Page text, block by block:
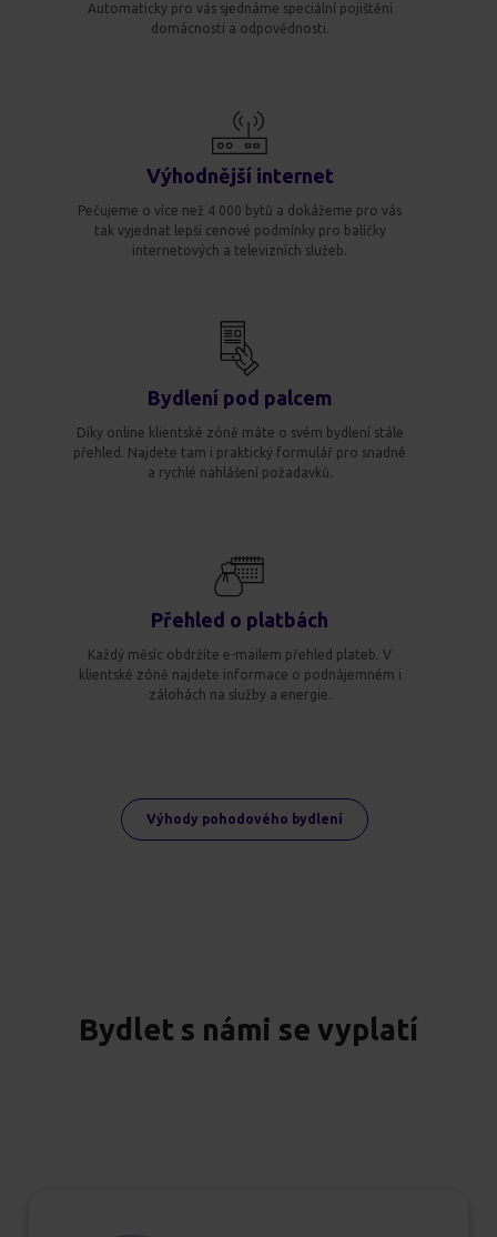
Automaticky pro vás sjednáme speciální pojištění
domácnosti a odpovědnosti.
Výhodnější internet
Pečujeme o více než 4 000 bytů a dokážeme pro vás
tak vyjednat lepší cenové podmínky pro balíčky
internetových a televizních služeb.
Bydlení pod palcem
Díky online klientské zóně máte o svém bydlení stále
přehled. Najdete tam i praktický formulář pro snadné
a rychlé nahlášení požadavků.
Přehled o platbách
Každý měsíc obdržíte e-mailem přehled plateb. V
klientské zóně najdete informace o podnájemném i
zálohách na služby a energie.
Výhody pohodového bydlení
Bydlet s námi se vyplatí